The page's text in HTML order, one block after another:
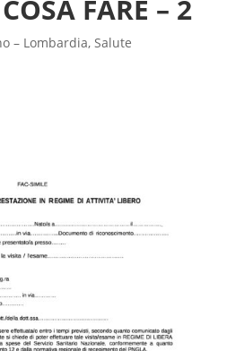
FARE – 2
– Lombardia, Salute